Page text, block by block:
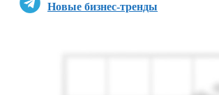
Новые бизнес-тренды